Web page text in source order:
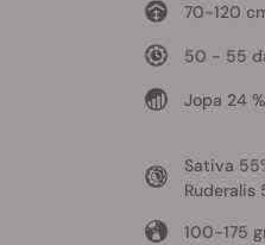
70-120
50 - 55
Jopa 24 %
Sativa
Ruderalis
100-175